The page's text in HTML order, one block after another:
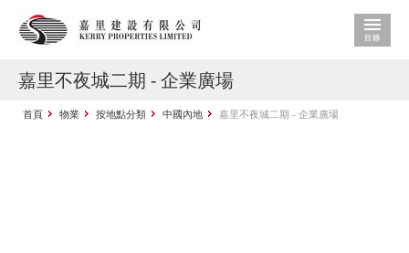
嘉里不夜城二期 - 企業廣場
首頁 物業 按地點分類 中國內地 嘉里不夜城二期 - 企業廣場